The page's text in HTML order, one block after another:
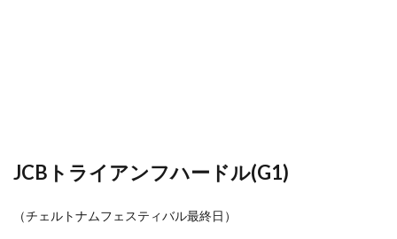
JCBトライアンフハードル(G1)
（チェルトナムフェスティバル最終日）